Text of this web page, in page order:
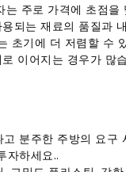
는 주로 가격에 초점을
되는 재료의 품질과
초기에 더 저렴할 수
이어지는 경우가 많
고 분주한 주방의 요구
자하세요..